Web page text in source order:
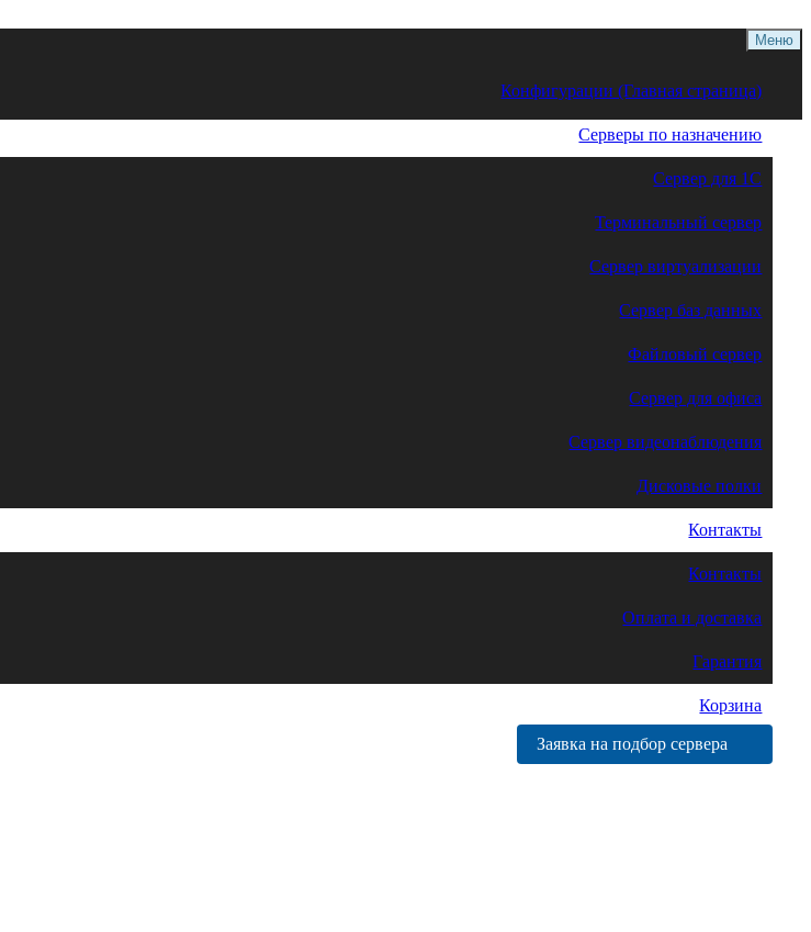
Меню
Конфигурации (Главная страница)
Серверы по назначению
Сервер для 1С
Терминальный сервер
Сервер виртуализации
Сервер баз данных
Файловый сервер
Сервер для офиса
Сервер видеонаблюдения
Дисковые полки
Контакты
Контакты
Оплата и доставка
Гарантия
Корзина
Заявка на подбор сервера